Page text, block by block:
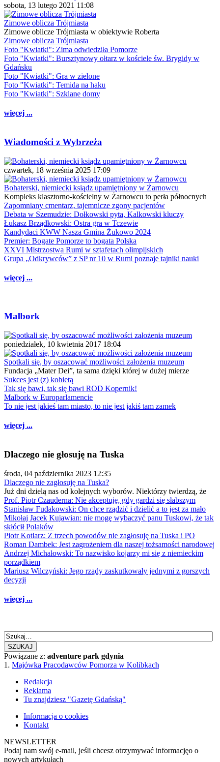
sobota, 13 lutego 2021 11:08
Zimowe oblicza Trójmiasta
Zimowe oblicze Trójmiasta w obiektywie Roberta
Zimowe oblicza Trójmiasta
Foto "Kwiatki": Zima odwiedziła Pomorze
Foto "Kwiatki": Bursztynowy ołtarz w kościele św. Brygidy w
Gdańsku
Foto "Kwiatki": Gra w zielone
Foto "Kwiatki": Temida na haku
Foto "Kwiatki": Szklane domy
więcej ...
Wiadomości z Wybrzeża
czwartek, 18 września 2025 17:09
Bohaterski, niemiecki ksiądz upamiętniony w Żarnowcu
Kompleks klasztorno-kościelny w Żarnowcu to perła północnych
Zapomniany cmentarz, tajemnicze zgony pacjentów
Debata w Szemudzie: Dołkowski pyta, Kalkowski kluczy
Łukasz Brządkowski: Ostra gra w Tczewie
Kandydaci KWW Nasza Gmina Żukowo 2024
Premier: Bogate Pomorze to bogata Polska
XXVI Mistrzostwa Rumi w sztafetach olimpijskich
Grupa „Odkrywców” z SP nr 10 w Rumi poznaje tajniki nauki
więcej ...
Malbork
poniedziałek, 10 kwietnia 2017 18:04
Spotkali się, by oszacować możliwości założenia muzeum
Fundacja „Mater Dei”, ta sama dzięki której w dużej mierze
Sukces jest (z) kobietą
Tak się bawi, tak się bawi ROD Kopernik!
Malbork w Europarlamencie
To nie jest jakieś tam miasto, to nie jest jakiś tam zamek
więcej ...
Dlaczego nie głosuję na Tuska
środa, 04 października 2023 12:35
Dlaczego nie zagłosuję na Tuska?
Już dni dzielą nas od kolejnych wyborów. Niektórzy twierdzą, że
Prof. Piotr Czauderna: Nie akceptuję, gdy gardzi się słabszym
Stanisław Fudakowski: On chce rządzić i dzielić a to jest za mało
Mikołaj Jacek Kujawian: nie mogę wybaczyć panu Tuskowi, że tak
skłócił Polaków
Piotr Kotlarz: Z trzech powodów nie zagłosuję na Tuska i PO
Roman Dambek: Jest zagrożeniem dla naszej tożsamości narodowej
Andrzej Michałowski: To nazwisko kojarzy mi się z niemieckim
porządkiem
Mariusz Wilczyński: Jego rządy zaskutkowały jednymi z gorszych
decyzji
więcej ...
SZUKAJ
Powiązane z: adventure park gdynia
1. Majówka Pracodawców Pomorza w Kolibkach
Redakcja
Reklama
Tu znajdziesz "Gazetę Gdańską"
Informacja o cookies
Kontakt
NEWSLETTER
Podaj nam swój e-mail, jeśli chcesz otrzymywać informacjęo o
nowych artykułach